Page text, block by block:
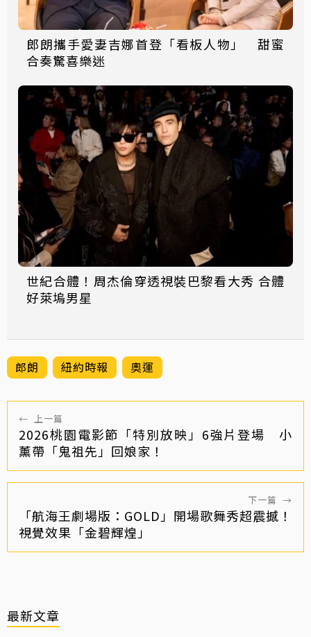
郎朗攜手愛妻吉娜首登「看板人物」 甜蜜
合奏驚喜樂迷
世紀合體！周杰倫穿透視裝巴黎看大秀 合體
好萊塢男星
郎朗 紐約時報 奧運
← 上一篇
2026桃園電影節「特別放映」6強片登場 小
薰帶「鬼祖先」回娘家！
下一篇 →
「航海王劇場版：GOLD」開場歌舞秀超震撼！
視覺效果「金碧輝煌」
最新文章